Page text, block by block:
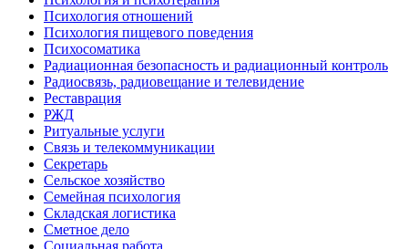
Психология отношений
Психология пищевого поведения
Психосоматика
Радиационная безопасность и радиационный контроль
Радиосвязь, радиовещание и телевидение
Реставрация
РЖД
Ритуальные услуги
Связь и телекоммуникации
Секретарь
Сельское хозяйство
Семейная психология
Складская логистика
Сметное дело
Социальная работа